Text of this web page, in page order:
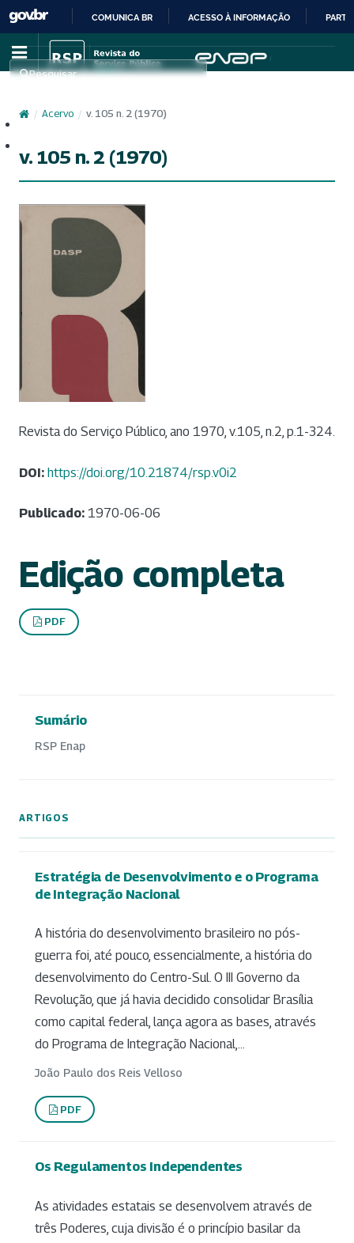
IR
PARA
COMUNICA BR ACESSO À INFORMAÇÃO
Pesquisar
/ Acervo / v. 105 n. 2 (1970)
v. 105 n. 2 (1970)
Revista do Serviço Público, ano 1970, v.105, n.2, p.1-324.
DOI: https://doi.org/10.21874/rsp.v0i2
Publicado: 1970-06-06
Edição completa
PDF
Sumário
RSP Enap
ARTIGOS
Estratégia de Desenvolvimento e o Programa
de Integração Nacional
A história do desenvolvimento brasileiro no pós-
guerra foi, até pouco, essencialmente, a história do
desenvolvimento do Centro-Sul. O III Governo da
Revolução, que já havia decidido consolidar Brasília
como capital federal, lança agora as bases, através
do Programa de Integração Nacional,...
João Paulo dos Reis Velloso
PDF
Os Regulamentos Independentes
As atividades estatais se desenvolvem através de
três Poderes, cuja divisão é o princípio basilar da